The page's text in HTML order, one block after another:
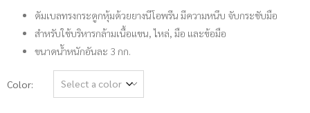
ดัมเบลทรงกระดูกหุ้มด้วยยางนีโอพรีน มีความหนึบ จับกระชับมือ
สำหรับใช้บริหารกล้ามเนื้อแขน, ไหล่, มือ และข้อมือ
ขนาดน้ำหนักอันละ 3 กก.
Color